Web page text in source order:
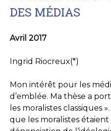
DES MÉDIAS
Avril 2017
Ingrid Riocreux(*)
Mon intérêt pour les
d’emblée. Ma thèse a
les moralistes classiques
que les moralistes